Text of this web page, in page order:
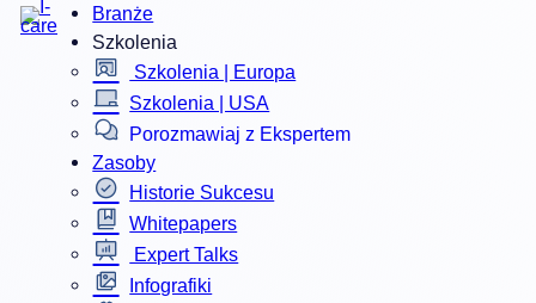
Branże
Szkolenia
Szkolenia | Europa
Szkolenia | USA
Porozmawiaj z Ekspertem
Zasoby
Historie Sukcesu
Whitepapers
Expert Talks
Infografiki